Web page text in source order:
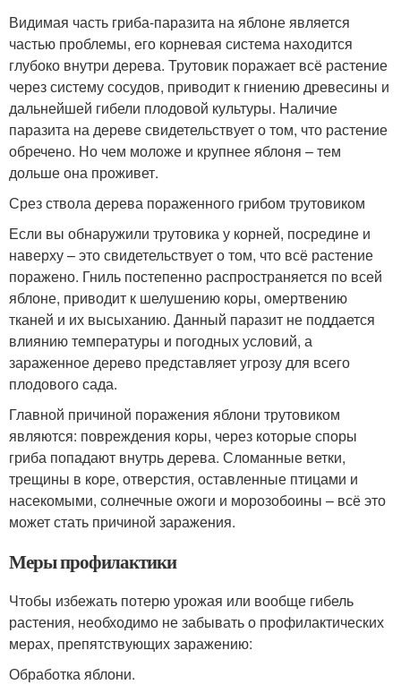
Видимая часть гриба-паразита на яблоне является
частью проблемы, его корневая система находится
глубоко внутри дерева. Трутовик поражает всё растение
через систему сосудов, приводит к гниению древесины и
дальнейшей гибели плодовой культуры. Наличие
паразита на дереве свидетельствует о том, что растение
обречено. Но чем моложе и крупнее яблоня – тем
дольше она проживет.
Срез ствола дерева пораженного грибом трутовиком
Если вы обнаружили трутовика у корней, посредине и
наверху – это свидетельствует о том, что всё растение
поражено. Гниль постепенно распространяется по всей
яблоне, приводит к шелушению коры, омертвению
тканей и их высыханию. Данный паразит не поддается
влиянию температуры и погодных условий, а
зараженное дерево представляет угрозу для всего
плодового сада.
Главной причиной поражения яблони трутовиком
являются: повреждения коры, через которые споры
гриба попадают внутрь дерева. Сломанные ветки,
трещины в коре, отверстия, оставленные птицами и
насекомыми, солнечные ожоги и морозобоины – всё это
может стать причиной заражения.
Меры профилактики
Чтобы избежать потерю урожая или вообще гибель
растения, необходимо не забывать о профилактических
мерах, препятствующих заражению:
Обработка яблони.